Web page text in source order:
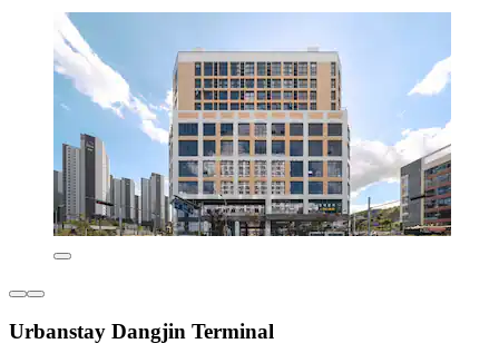
Urbanstay Dangjin Terminal